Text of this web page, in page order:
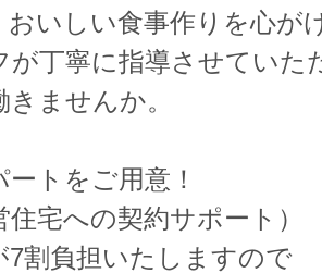
おいしい食事作りを心が
が丁寧に指導させていた
ませんか。
トをご用意！
住宅への契約サポート）
7割負担いたしますので